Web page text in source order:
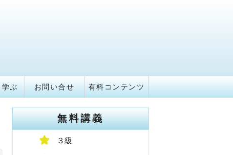
学ぶ お問い合せ 有料コンテンツ
無料講義
３級